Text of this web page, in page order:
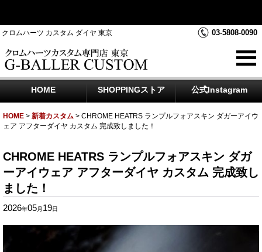
クロムハーツ カスタム ダイヤ 東京 03-5808-0090
HOME SHOPPINGストア 公式Instagram
HOME > 新着カスタム > CHROME HEATRS ランプルフォアスキン ダガーアイウ
ェア アフターダイヤ カスタム 完成致しました！
CHROME HEATRS ランプルフォアスキン ダガ
ーアイウェア アフターダイヤ カスタム 完成致し
ました！
2026年05月 19日